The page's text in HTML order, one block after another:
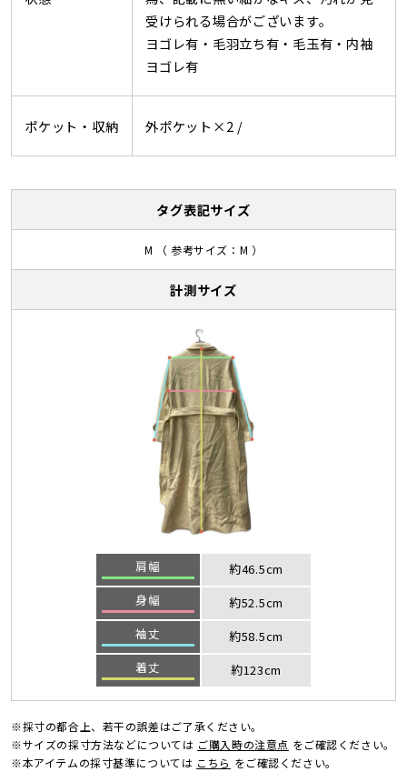
受けられる場合がございます。
ヨゴレ有・毛羽立ち有・毛玉有・内袖
ヨゴレ有
ポケット・収納 外ポケット×2 /
タグ表記サイズ
M （ 参考サイズ：M ）
計測サイズ
肩幅
約46.5cm
身幅
約52.5cm
袖丈
約58.5cm
着丈
約123cm
※採寸の都合上、若干の誤差はご了承ください。
※サイズの採寸方法などについては ご購入時の注意点 をご確認ください。
※本アイテムの採寸基準については こちら をご確認ください。